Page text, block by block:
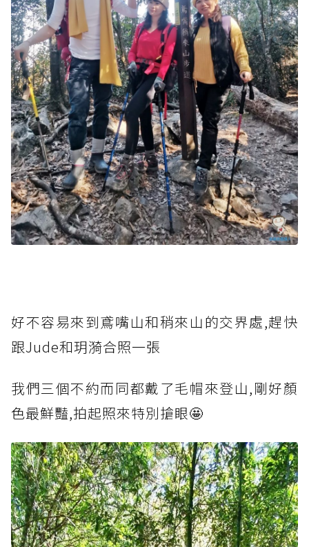
好不容易來到鳶嘴山和稍來山的交界處,趕快
跟Jude和玥漪合照一張
我們三個不約而同都戴了毛帽來登山,剛好顏
色最鮮豔,拍起照來特別搶眼🤩